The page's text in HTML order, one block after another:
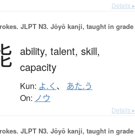
Details ▸
JLPT N3. Jōyō kanji, taught in grade
ability, talent, skill,
capacity
Kun: よ.く 、 あた.う
On: ノウ
Details ▸
JLPT N3. Jōyō kanji, taught in grade